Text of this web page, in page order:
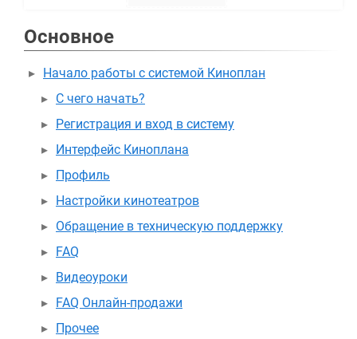
Основное
Начало работы с системой Киноплан
С чего начать?
Регистрация и вход в систему
Интерфейс Киноплана
Профиль
Настройки кинотеатров
Обращение в техническую поддержку
FAQ
Видеоуроки
FAQ Онлайн-продажи
Прочее